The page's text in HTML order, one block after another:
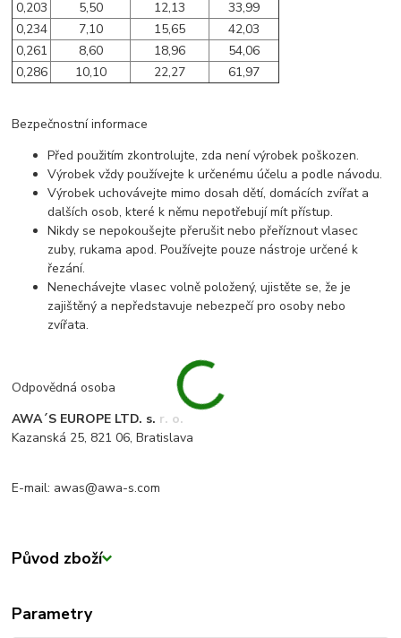
0,203 5,50 12,13
33,99
0,234
7,10 15,65
42,03
0,261
8,60 18,96
54,06
0,286
10,10 22,27 61,97
Bezpečnostní informace
Před použitím zkontrolujte, zda není výrobek poškozen.
Výrobek vždy používejte k určenému účelu a podle návodu.
Výrobek uchovávejte mimo dosah dětí, domácích zvířat a
dalších osob, které k němu nepotřebují mít přístup.
Nikdy se nepokoušejte přerušit nebo přeříznout vlasec
zuby, rukama apod. Používejte pouze nástroje určené k
řezání.
Nenechávejte vlasec volně položený, ujistěte se, že je
zajištěný a nepředstavuje nebezpečí pro osoby nebo
zvířata.
Odpovědná osoba
AWA´S EUROPE LTD. s. r. o.
Kazanská 25, 821 06, Bratislava
E-mail: awas@awa-s.com
Původ zboží
Parametry